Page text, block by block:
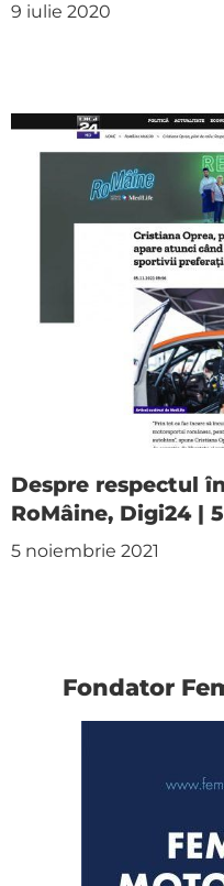
9 iulie 2020
Despre respectul
RoMâine, Digi24 |
5 noiembrie 2021
Fondator